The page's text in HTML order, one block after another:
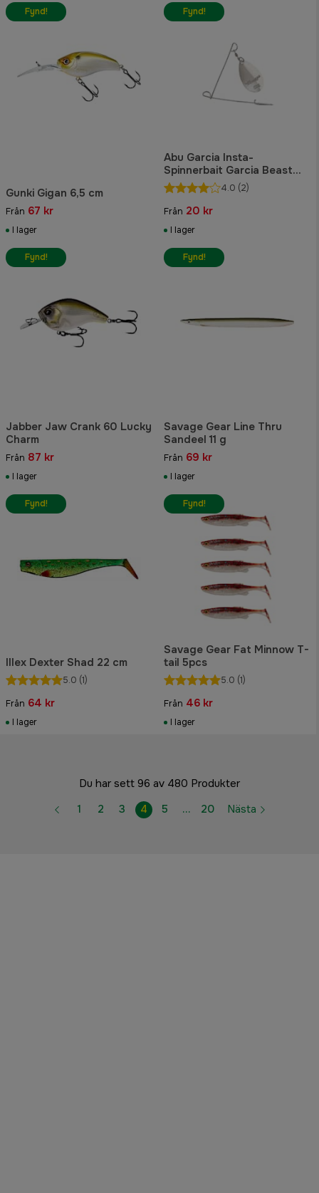
Gunki Gigan 6,5 cm
Från 67 kr
I lager
Fynd!
Abu Garcia Insta-
Spinnerbait Garcia Beast
Silver 2-pack
4.0 (2)
Från 20 kr
I lager
Fynd!
Jabber Jaw Crank 60 Lucky
Charm
Från 87 kr
I lager
Fynd!
Savage Gear Line Thru
Sandeel 11 g
Från 69 kr
I lager
Fynd!
Illex Dexter Shad 22 cm
5.0 (1)
Från 64 kr
I lager
Fynd!
Savage Gear Fat Minnow T-
tail 5pcs
5.0 (1)
Från 46 kr
I lager
Fynd!
Du har sett 96 av 480 Produkter
1
2 3 4 5 … 20 Nästa